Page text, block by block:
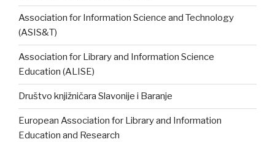
Association for Information Science and Technology
(ASIS&T)
Association for Library and Information Science
Education (ALISE)
Društvo knjižničara Slavonije i Baranje
European Association for Library and Information
Education and Research